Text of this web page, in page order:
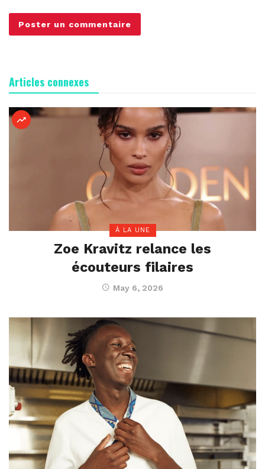
Articles connexes
À LA UNE
Zoe Kravitz relance les
écouteurs filaires
May 6, 2026